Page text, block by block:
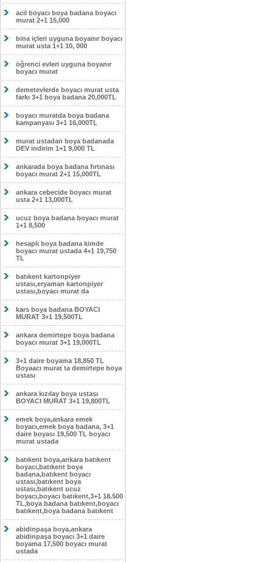
acil boyacı boya badana boyacı
murat 2+1 15,000
bina içleri uyguna boyanır boyacı
murat usta 1+1 10, 000
öğrenci evleri uyguna boyanır
boyacı murat
demetevlerde boyacı murat usta
farkı 3+1 boya badana 20,000TL
boyacı muratda boya badana
kampanyası 3+1 16,000TL
murat ustadan boya badanada
DEV indirim 1+1 9,000 TL
ankarada boya badana fırtınası
boyacı murat 2+1 15,000TL
ankara cebecide boyacı murat
usta 2+1 13,000TL
ucuz boya badana boyacı murat
1+1 8,500
hesaplı boya badana kimde
boyacı murat ustada 4+1 19,750
TL
batıkent kartonpiyer
ustası,eryaman kartonpiyer
ustası,boyacı murat da
kars boya badana BOYACI
MURAT 3+1 19,500TL
ankara demirtepe boya badana
boyacı murat 3+1 19,000TL
3+1 daire boyama 18,850 TL
Boyaacı murat ta demirtepe boya
ustası
ankara kızılay boya ustası
BOYACI MURAT 3+1 19,800TL
emek boya,ankara emek
boyacı,emek boya badana, 3+1
daire boyası 19,500 TL boyacı
murat ustada
batıkent boya,ankara batıkent
boyacı,batıkent boya
badana,batıkent boyacı
ustası,batıkent boya
ustası,batıkent ucuz
boyacı,boyacı batıkent,3+1 18.500
TL,boya badana batıkent,boyacı
batıkent,boya badana batıkent
abidinpaşa boya,ankara
abidinpaşa boyacı 3+1 daire
boyama 17,500 boyacı murat
ustada